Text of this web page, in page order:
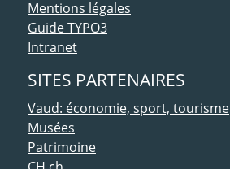
Mentions légales
Guide TYPO3
Intranet
SITES PARTENAIRES
Vaud: économie, sport, tourisme
Musées
Patrimoine